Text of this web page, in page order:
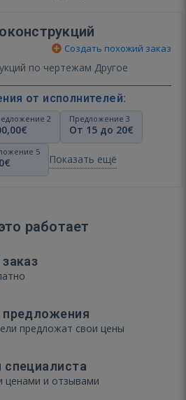
Создать похожий заказ
Сборка металлоконструкций по чертежам Другое
от исполнителей:
2 Предложение 3
От 15 до 20€
5
Показать ещё
работает
предложения
предложат свои цены
ценами и отзывами